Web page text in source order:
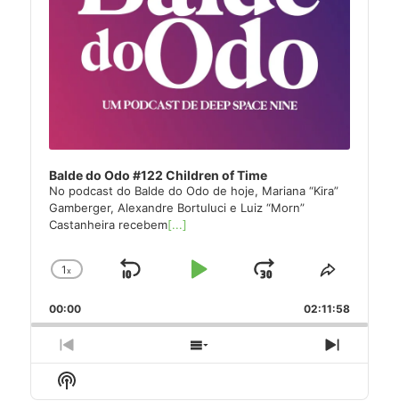
Balde do Odo #122 Children of Time
No podcast do Balde do Odo de hoje, Mariana “Kira”
Gamberger, Alexandre Bortuluci e Luiz “Morn”
Castanheira recebem[...]
Change
Rate
1x
Skip
Play
Jump
Forward
Share
Episode
00:00 02:11:58
Previous
Episode
Show
Episodes
Next
Episode
Show
Podcast